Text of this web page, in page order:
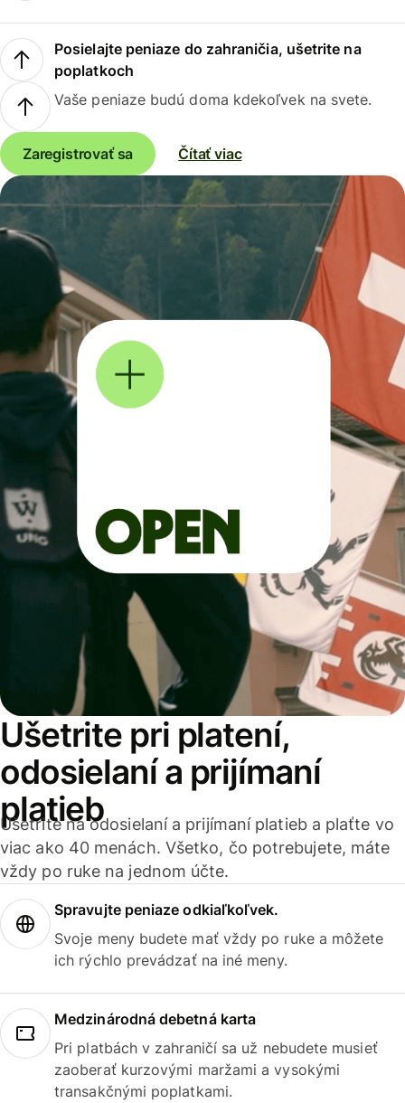
Posielajte peniaze do zahraničia, ušetrite na
poplatkoch
Vaše peniaze budú doma kdekoľvek na svete.
Zaregistrovať sa Čítať viac
Ušetrite pri platení,
odosielaní a prijímaní
platieb
Ušetrite na odosielaní a prijímaní platieb a plaťte vo
viac ako 40 menách. Všetko, čo potrebujete, máte
vždy po ruke na jednom účte.
Spravujte peniaze odkiaľkoľvek.
Svoje meny budete mať vždy po ruke a môžete
ich rýchlo prevádzať na iné meny.
Medzinárodná debetná karta
Pri platbách v zahraničí sa už nebudete musieť
zaoberať kurzovými maržami a vysokými
transakčnými poplatkami.